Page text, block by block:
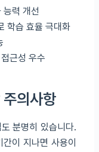
능력 개선
학습 효율 극대화
근성 우수
의사항
분명히 있습니다.
이 지나면 사용이